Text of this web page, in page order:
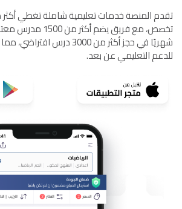
تخصص، مع فريق يضم
شهريًا في حجز أكثر من 3000
للدعم التعليمي عن بعد.